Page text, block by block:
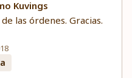
Kuvings
las órdenes. Gracias.